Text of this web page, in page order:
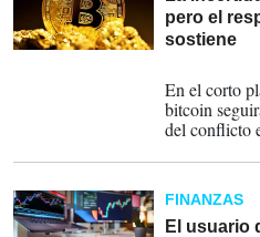
pero el
sostiene
En el corto
bitcoin
del conflicto
desempeño
FINANZAS
El usuario